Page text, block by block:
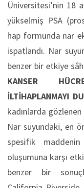
Üniversitesi’nin 18
yükselmiş PSA
hap formunda nar
ispatlandı. Nar
benzer bir etkiye
KANSER
İLTİHAPLANMAYI
kadınlarda
Nar suyundaki, en
spesifik
oluşumuna karşı
benzer bir